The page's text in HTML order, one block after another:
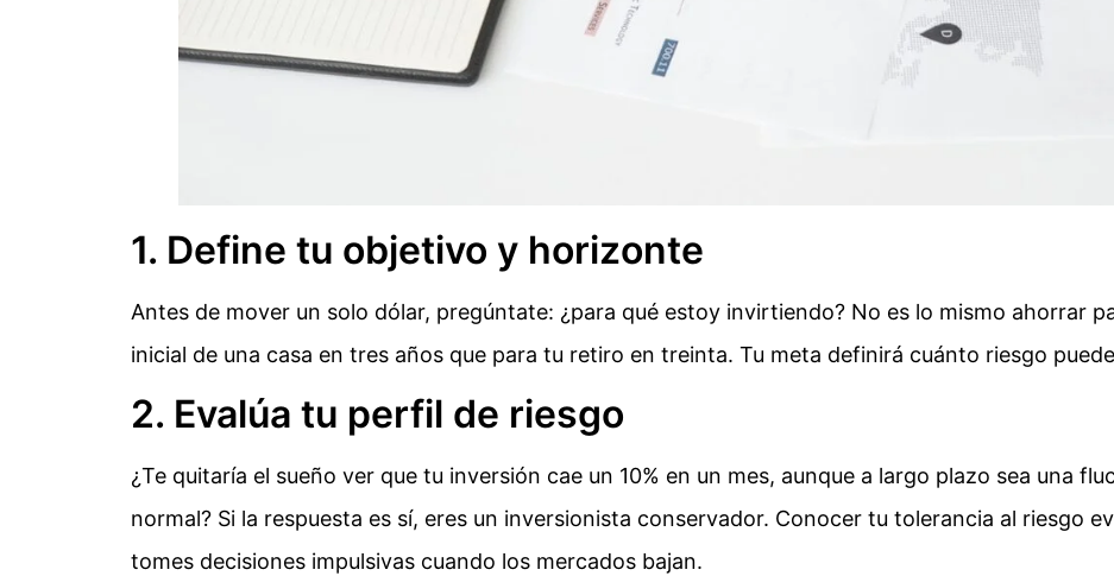
1. Define tu objetivo y horizonte
Antes de mover un solo dólar, pregúntate: ¿para qué estoy invirtiendo? No es lo mismo ahorrar
inicial de una casa en tres años que para tu retiro en treinta. Tu meta definirá cuánto riesgo
2. Evalúa tu perfil de riesgo
¿Te quitaría el sueño ver que tu inversión cae un 10% en un mes, aunque a largo plazo sea una
normal? Si la respuesta es sí, eres un inversionista conservador. Conocer tu tolerancia al riesgo
tomes decisiones impulsivas cuando los mercados bajan.